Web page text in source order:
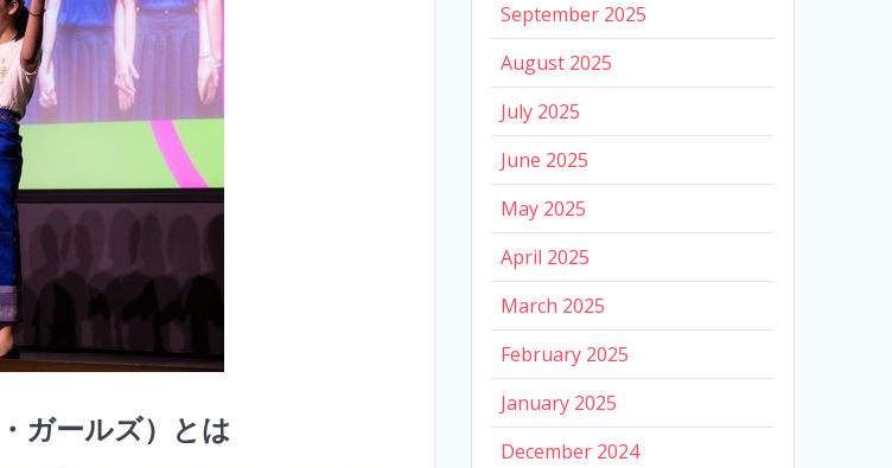
ガールズ）とは
September 2025
August 2025
July 2025
June 2025
May 2025
April 2025
March 2025
February 2025
January 2025
December 2024